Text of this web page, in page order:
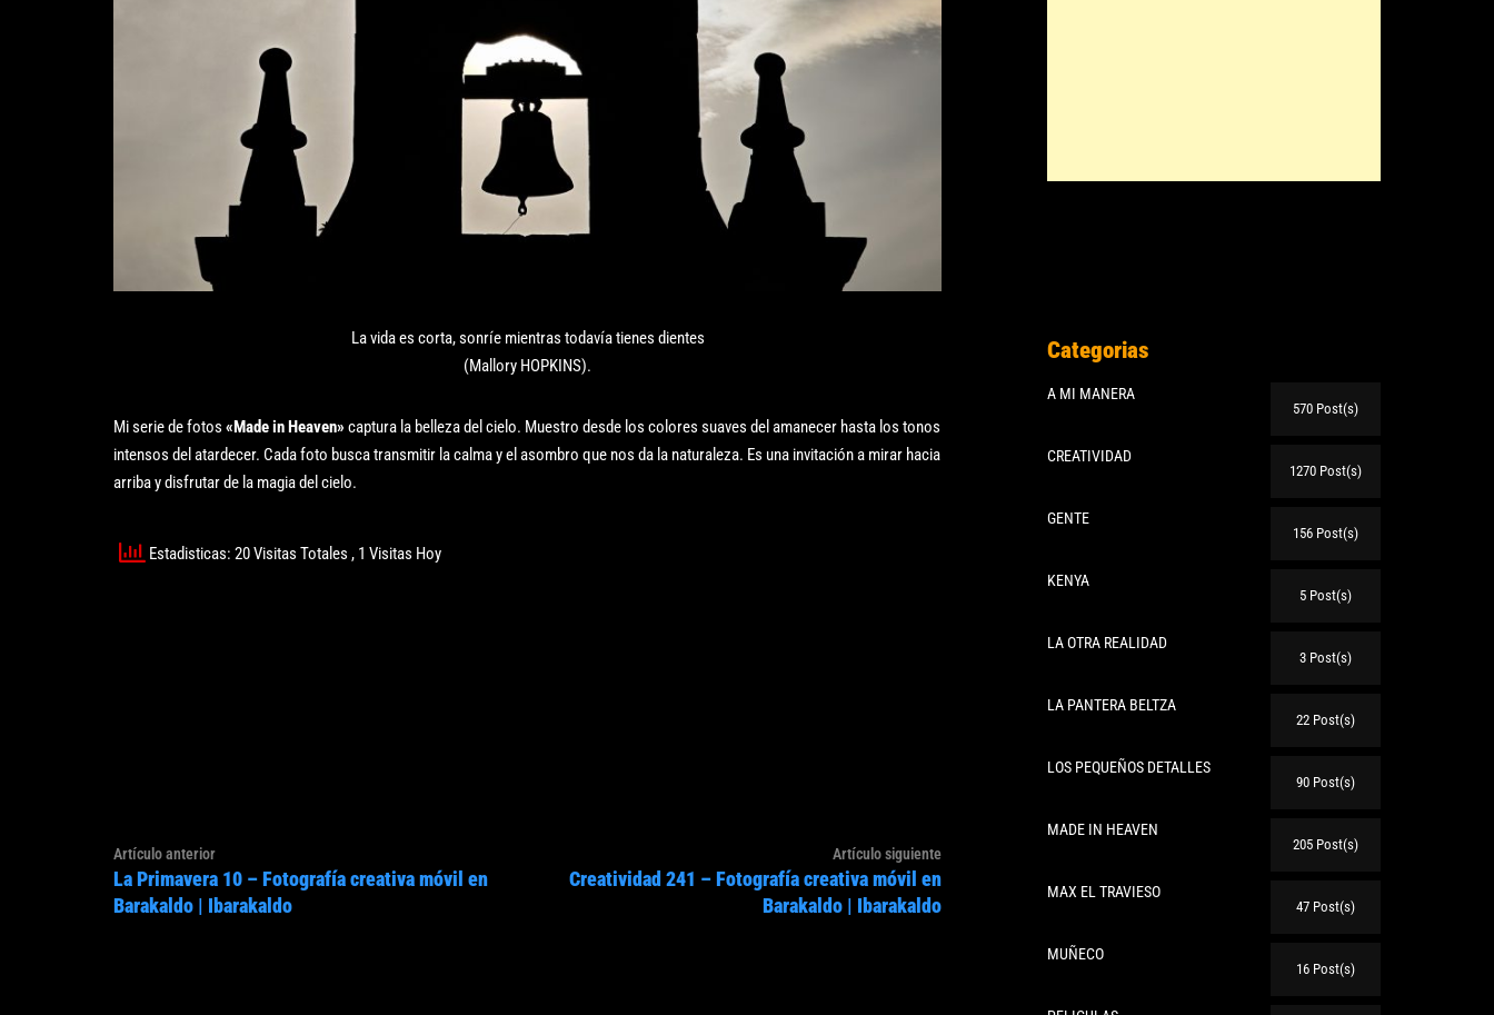
La vida es corta, sonríe mientras todavía tienes dientes
(Mallory HOPKINS).
Mi serie de fotos «Made in Heaven» captura la belleza del cielo. Muestro desde los colores suaves del amanecer hasta los tonos
intensos del atardecer. Cada foto busca transmitir la calma y el asombro que nos da la naturaleza. Es una invitación a mirar hacia
arriba y disfrutar de la magia del cielo.
Estadisticas: 20 Visitas Totales , 1 Visitas Hoy
Navegación
de
entradas
Artículo anteriorArtículo
anterior:
La Primavera 10 – Fotografía creativa móvil en
Barakaldo | Ibarakaldo
Artículo siguienteArtículo
siguiente:
Creatividad 241 – Fotografía creativa móvil en
Barakaldo | Ibarakaldo
Categorias
A MI MANERA
570 Post(s)
CREATIVIDAD
1270 Post(s)
GENTE
156 Post(s)
KENYA
5 Post(s)
LA OTRA REALIDAD
3 Post(s)
LA PANTERA BELTZA
22 Post(s)
LOS PEQUEÑOS DETALLES
90 Post(s)
MADE IN HEAVEN
205 Post(s)
MAX EL TRAVIESO
47 Post(s)
MUÑECO
16 Post(s)